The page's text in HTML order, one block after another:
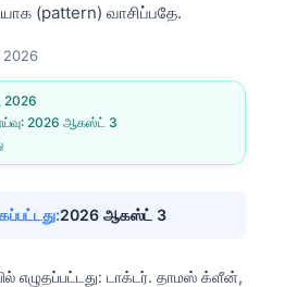
(pattern) வாசிப்பதே.
2026
2026
2026 ஆகஸ்ட் 3
2026 ஆகஸ்ட் 3
எழுதப்பட்டது: டாக்டர். தாமஸ் க்ளீன்,